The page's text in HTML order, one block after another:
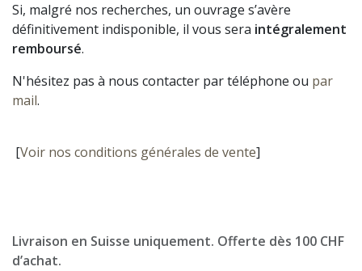
Si, malgré nos recherches, un ouvrage s’avère
définitivement indisponible, il vous sera intégralement
remboursé.
N'hésitez pas à nous contacter par téléphone ou par
mail.
[Voir nos conditions générales de vente]
Livraison en Suisse uniquement. Offerte dès 100 CHF
d’achat.